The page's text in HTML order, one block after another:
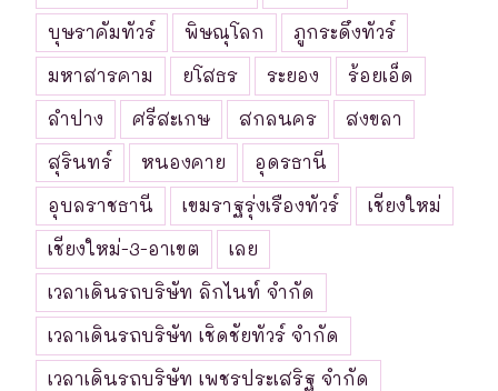
บุษราคัมทัวร์
พิษณุโลก
ภูกระดึงทัวร์
มหาสารคาม
ยโสธร ระยอง
ร้อยเอ็ด
ลำปาง
ศรีสะเกษ สกลนคร
สงขลา
สุรินทร์
หนองคาย
อุดรธานี
อุบลราชธานี
เขมราฐรุ่งเรืองทัวร์
เชียงใหม่
เชียงใหม่-3-อาเขต
เลย
เวลาเดินรถบริษัท ลิกไนท์ จำกัด
เวลาเดินรถบริษัท เชิดชัยทัวร์ จำกัด
เวลาเดินรถบริษัท เพชรประเสริฐ จำกัด